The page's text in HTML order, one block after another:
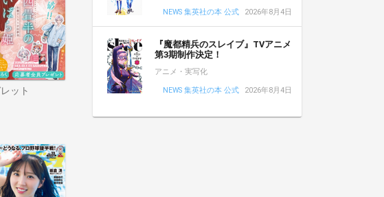
ット
NEWS 集英社の本 公式 2026年8月4日
『魔都精兵のスレイブ』TVアニメ
第3期制作決定！
アニメ・実写化
NEWS 集英社の本 公式 2026年8月4日